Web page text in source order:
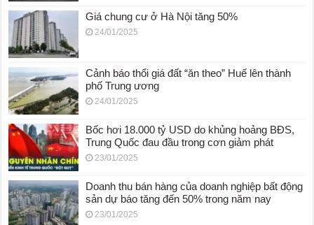
Giá chung cư ở Hà Nội tăng 50%
24/01/2025
Cảnh báo thổi giá đất “ăn theo” Huế lên thành
phố Trung ương
24/01/2025
Bốc hơi 18.000 tỷ USD do khủng hoảng BĐS,
Trung Quốc đau đầu trong cơn giảm phát
23/01/2025
Doanh thu bán hàng của doanh nghiệp bất động
sản dự báo tăng đến 50% trong năm nay
23/01/2025